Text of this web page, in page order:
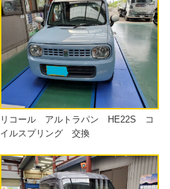
リコール アルトラパン HE22S コ
イルスプリング 交換